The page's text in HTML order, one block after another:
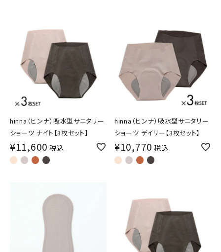
hinna（ヒンナ）吸水型サニタリー
ショーツ ナイト【3枚セット】
¥11,600 税込
hinna（ヒンナ）吸水型サニタリー
ショーツ デイリー【3枚セット】
¥10,770 税込